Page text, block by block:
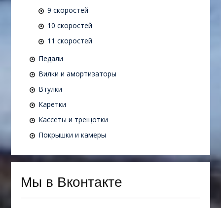
9 скоростей
10 скоростей
11 скоростей
Педали
Вилки и амортизаторы
Втулки
Каретки
Кассеты и трещотки
Покрышки и камеры
Мы в Вконтакте